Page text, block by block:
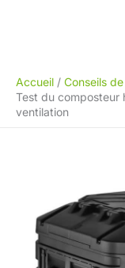
Accueil
Conseils
Test du composteur
ventilation